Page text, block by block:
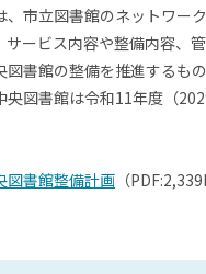
、市立図書館のネットワー
サービス内容や整備内容、
書館の整備を推進するもの
図書館は令和11年度（
図書館整備計画 （